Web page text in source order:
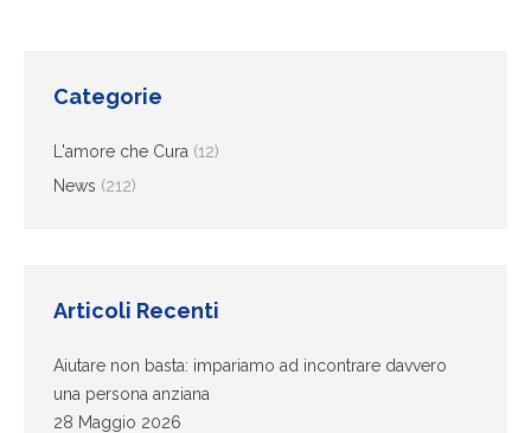
Categorie
L'amore che Cura (12)
News (212)
Articoli Recenti
Aiutare non basta: impariamo ad incontrare davvero
una persona anziana
28 Maggio 2026